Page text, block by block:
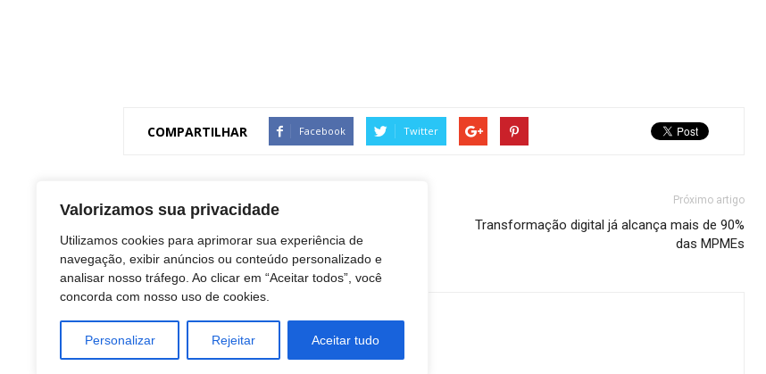
Valorizamos sua privacidade
Utilizamos cookies para aprimorar sua experiência de
navegação, exibir anúncios ou conteúdo personalizado e
analisar nosso tráfego. Ao clicar em “Aceitar todos”, você
concorda com nosso uso de cookies.
Personalizar Rejeitar Aceitar tudo
COMPARTILHAR Facebook Twitter
Próximo artigo
Transformação digital já alcança mais de 90%
das MPMEs
Redação Botucatu Online